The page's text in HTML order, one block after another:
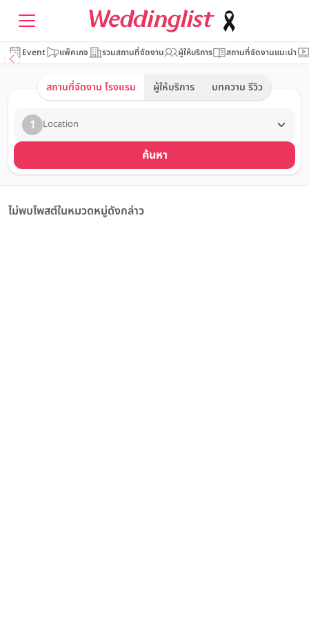
Event แพ็คเกจ รวมสถานที่จัดงาน ผู้ให้บริการ สถานที่จัดงานแนะนำ
สถานที่จัดงาน โรงแรม ผู้ให้บริการ บทความ รีวิว
1 Location
ค้นหา
ไม่พบโพสต์ในหมวดหมู่ดังกล่าว